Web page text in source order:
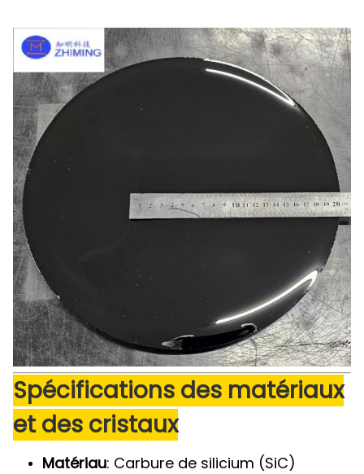
Spécifications des matériaux
et des cristaux
Matériau: Carbure de silicium (SiC)